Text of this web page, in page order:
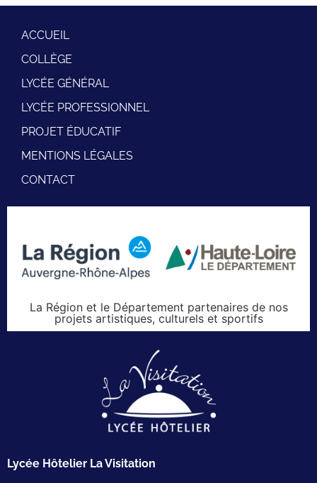
ACCUEIL
COLLÈGE
LYCÉE GÉNÉRAL
LYCÉE PROFESSIONNEL
PROJET ÉDUCATIF
MENTIONS LÉGALES
CONTACT
La Région et le Département partenaires de nos
projets artistiques, culturels et sportifs
Lycée Hôtelier La Visitation